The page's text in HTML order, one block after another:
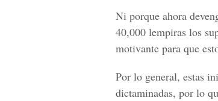
Ni porque ahora
40,000 lempiras los
motivante para que
Por lo general, estas
dictaminadas, por lo